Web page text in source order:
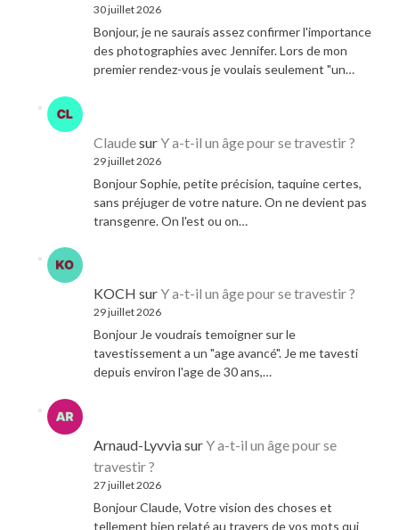
30 juillet 2026
Bonjour, je ne saurais assez confirmer l'importance
des photographies avec Jennifer. Lors de mon
premier rendez-vous je voulais seulement "un…
ClaudesurY a-t-il un âge pour se travestir ?
29 juillet 2026
Bonjour Sophie, petite précision, taquine certes,
sans préjuger de votre nature. On ne devient pas
transgenre. On l'est ou on…
KOCH surY a-t-il un âge pour se travestir ?
29 juillet 2026
Bonjour Je voudrais temoigner sur le
tavestissement a un "age avancé". Je me tavesti
depuis environ l'age de 30 ans,…
Arnaud-LyvviasurY a-t-il un âge pour se
travestir ?
27 juillet 2026
Bonjour Claude, Votre vision des choses et
tellement bien relaté au travers de vos mots qui